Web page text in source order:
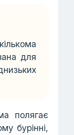
для
полягає
бурінні,